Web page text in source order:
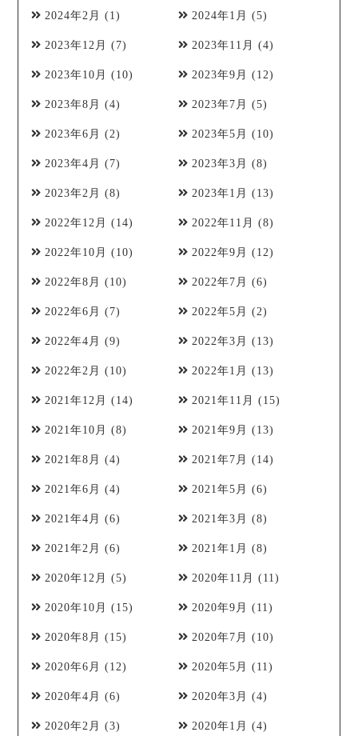
2024年2月 (1) 2024年1月 (5)
2023年12月 (7) 2023年11月 (4)
2023年10月 (10) 2023年9月 (12)
2023年8月 (4) 2023年7月 (5)
2023年6月 (2) 2023年5月 (10)
2023年4月 (7) 2023年3月 (8)
2023年2月 (8) 2023年1月 (13)
2022年12月 (14) 2022年11月 (8)
2022年10月 (10) 2022年9月 (12)
2022年8月 (10) 2022年7月 (6)
2022年6月 (7) 2022年5月 (2)
2022年4月 (9) 2022年3月 (13)
2022年2月 (10) 2022年1月 (13)
2021年12月 (14) 2021年11月 (15)
2021年10月 (8) 2021年9月 (13)
2021年8月 (4) 2021年7月 (14)
2021年6月 (4) 2021年5月 (6)
2021年4月 (6) 2021年3月 (8)
2021年2月 (6) 2021年1月 (8)
2020年12月 (5) 2020年11月 (11)
2020年10月 (15) 2020年9月 (11)
2020年8月 (15) 2020年7月 (10)
2020年6月 (12) 2020年5月 (11)
2020年4月 (6) 2020年3月 (4)
2020年2月 (3) 2020年1月 (4)